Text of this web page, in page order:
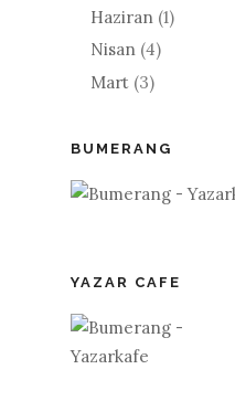
Haziran (1)
Nisan (4)
Mart (3)
BUMERANG
YAZAR CAFE